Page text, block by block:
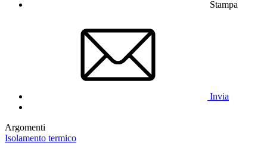
Stampa
Invia
Argomenti
Isolamento termico